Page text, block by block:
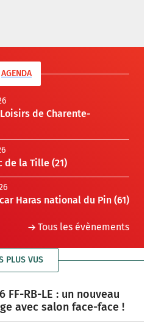
AGENDA
de Charente-
de la Tille (21)
Haras national du Pin (61)
Tous les évènements
PLUS VUS
FF-RB-LE : un nouveau
avec salon face-face !